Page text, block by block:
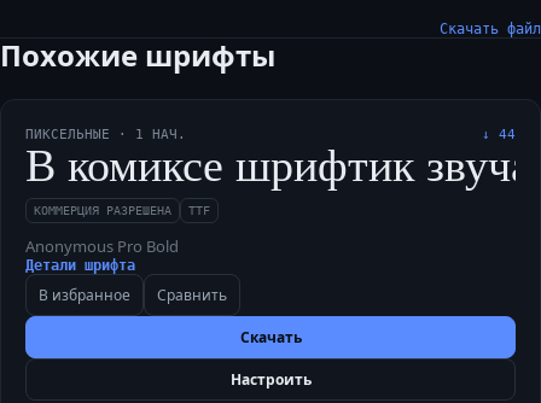
Скачать файл
Похожие шрифты
ПИКСЕЛЬНЫЕ · 1 НАЧ. ↓ 44
В комиксе шрифтик
КОММЕРЦИЯ РАЗРЕШЕНА TTF
Anonymous Pro Bold
Детали шрифта
В избранное Сравнить
Скачать
Настроить